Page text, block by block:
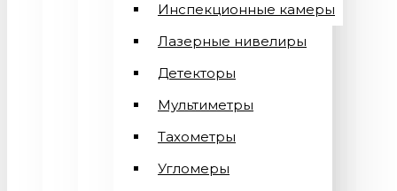
Инспекционные камеры
Лазерные нивелиры
Детекторы
Мультиметры
Тахометры
Угломеры